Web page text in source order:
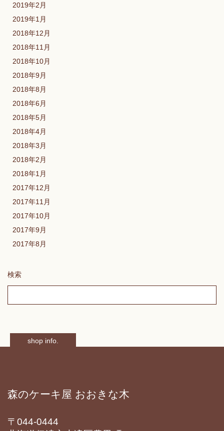
2019年2月
2019年1月
2018年12月
2018年11月
2018年10月
2018年9月
2018年8月
2018年6月
2018年5月
2018年4月
2018年3月
2018年2月
2018年1月
2017年12月
2017年11月
2017年10月
2017年9月
2017年8月
検索
shop info.
森のケーキ屋 おおきな木
〒044-0444